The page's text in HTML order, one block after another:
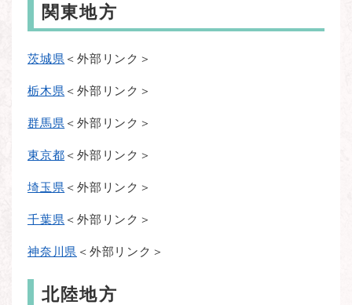
関東地方
茨城県 ＜外部リンク＞
栃木県 ＜外部リンク＞
群馬県 ＜外部リンク＞
東京都 ＜外部リンク＞
埼玉県 ＜外部リンク＞
千葉県 ＜外部リンク＞
神奈川県 ＜外部リンク＞
北陸地方